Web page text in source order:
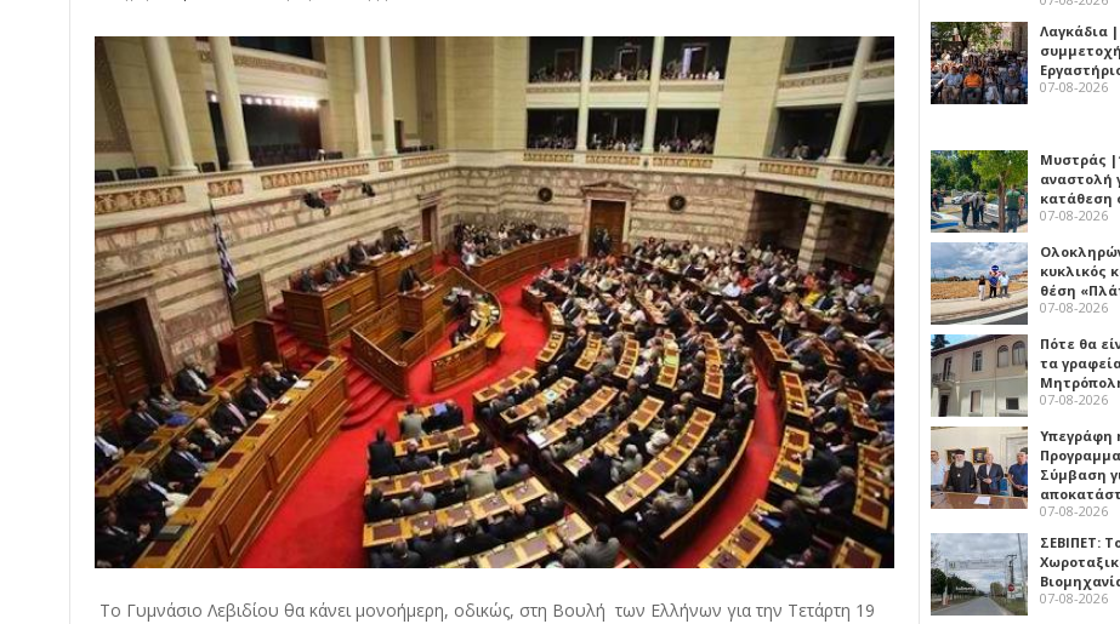
Το Γυμνάσιο Λεβιδίου θα κάνει μονοήμερη, οδικώς, στη Βουλή των Ελλήνων για την Τετάρτη 19
Λαγκάδια
07-08-2026
Μυστράς
αναστολή
κατάθεση
07-08-2026
κυκλικός
θέση
07-08-2026
Πότε θα
τα
07-08-2026
Υπεγράφη
Σύμβαση
07-08-2026
ΣΕΒΙΠΕΤ:
07-08-2026